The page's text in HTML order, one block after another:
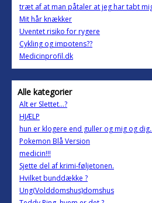
træt af at man påtaler at jeg har tabt
Mit hår knækker
Uventet risiko for rygere
Cykling og impotens??
Medicinprofil.dk
Alle kategorier
Alt er Slettet...?
HJÆLP
hun er klogere end guller og mig og
Pokemon Blå Version
medicin!!!
Sjette del af krimi-føljetonen.
Hvilket bunddække ?
Ung(Volddomshus)domshus